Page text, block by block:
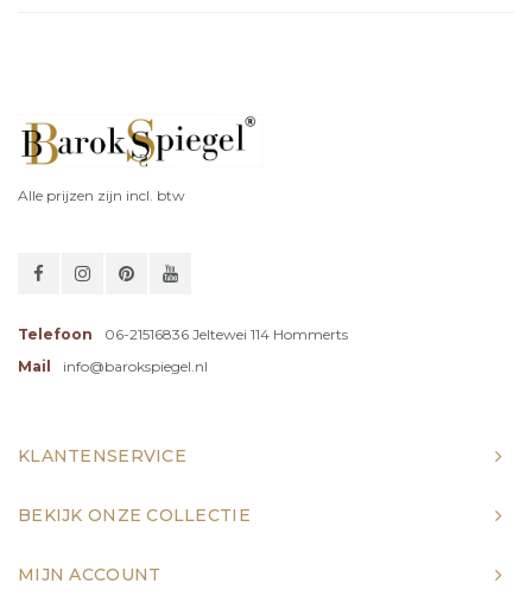
Alle prijzen zijn incl. btw
Telefoon
06-21516836 Jeltewei 114 Hommerts
Mail
info@barokspiegel.nl
KLANTENSERVICE
BEKIJK ONZE COLLECTIE
MIJN ACCOUNT